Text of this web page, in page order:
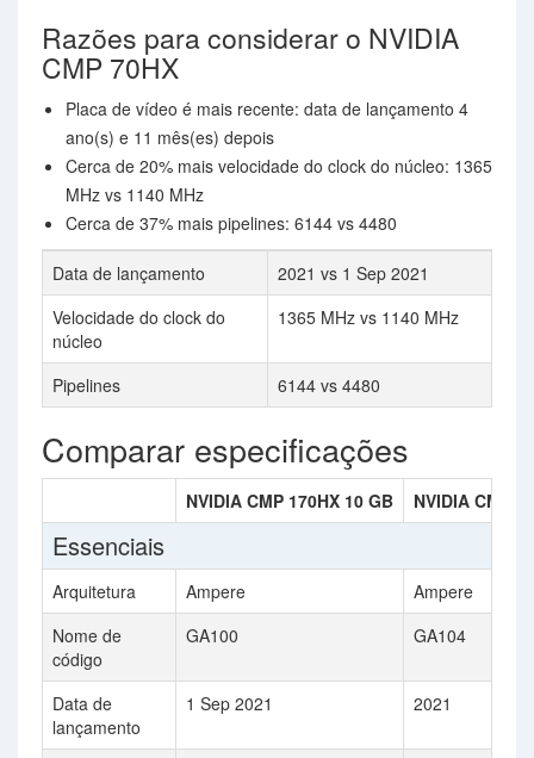
Razões para considerar o NVIDIA
CMP 70HX
Placa de vídeo é mais recente: data de lançamento 4
ano(s) e 11 mês(es) depois
Cerca de 20% mais velocidade do clock do núcleo: 1365
MHz vs 1140 MHz
Cerca de 37% mais pipelines: 6144 vs 4480
Data de lançamento
2021 vs 1 Sep 2021
Velocidade do clock do
núcleo
1365 MHz vs 1140 MHz
Pipelines 6144 vs 4480
Comparar especificações
NVIDIA CMP 170HX 10 GB NVIDIA CMP
Essenciais
Arquitetura Ampere
Ampere
Nome de
código
GA100 GA104
Data de
lançamento
1 Sep 2021 2021